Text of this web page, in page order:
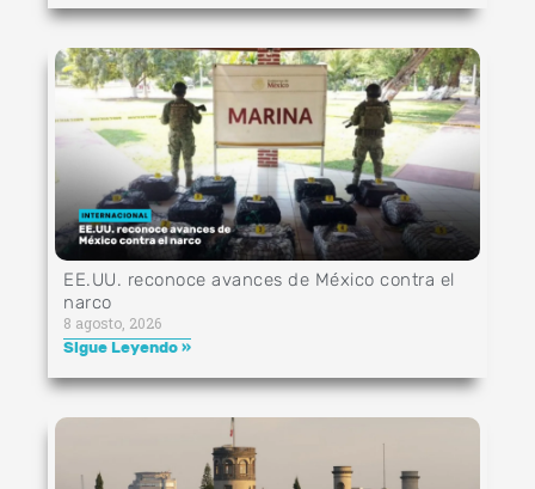
EE.UU. reconoce avances de México contra el
narco
8 agosto, 2026
Sigue Leyendo »